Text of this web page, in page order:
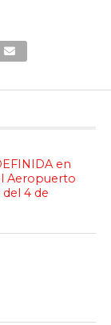
en
Aeropuerto
4 de